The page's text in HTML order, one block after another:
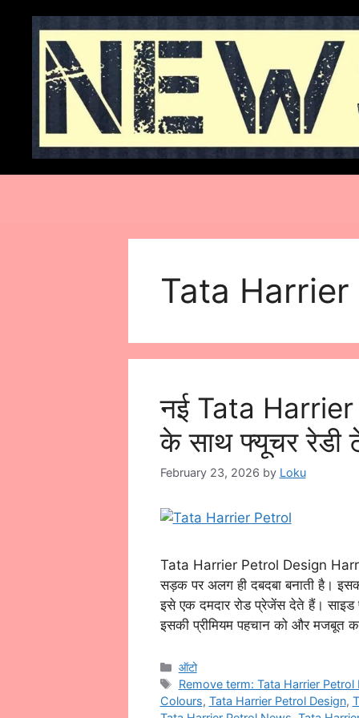
content
Tata
नई Tata
के साथ फ्यूचर रेडी
February 23, 2026 by Loku
Tata Harrier Petrol Design
सड़क पर अलग ही दबदबा बनाती है।
इसे एक दमदार रोड प्रेजेंस देते हैं। साइड
इसकी प्रीमियम पहचान को और मजबूत
Categories
ऑटो
Tags
Remove term: Tata Harrier
Colours, Tata Harrier Petrol Design,